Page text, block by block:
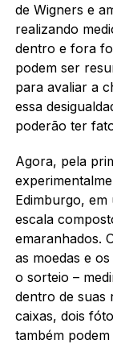
de Wigners e
realizando
dentro e fora
podem ser
​​para avaliar a
essa
poderão ter
Agora, pela
Edimburgo,
escala
emaranhados.
as moedas e
o sorteio –
dentro de suas
caixas, dois
também podem